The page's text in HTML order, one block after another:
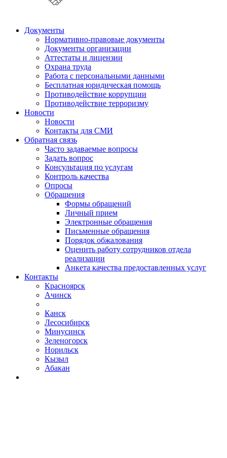
Документы
Нормативно-правовые документы
Документы организации
Аттестаты и лицензии
Охрана труда
Работа с персональными данными
Бесплатная юридическая помощь
Противодействие коррупции
Противодействие терроризму
Новости
Новости
Контакты для СМИ
Обратная связь
Часто задаваемые вопросы
Задать вопрос
Консультация по услугам
Контроль качества
Опросы
Обращения
Формы обращений
Личный прием
Электронные обращения
Письменные обращения
Порядок обжалования
Оценить работу сотрудников отдела
реализации
Анкета качества предоставленных услуг
Контакты
Красноярск
Ачинск
Канск
Лесосибирск
Минусинск
Зеленогорск
Норильск
Кызыл
Абакан